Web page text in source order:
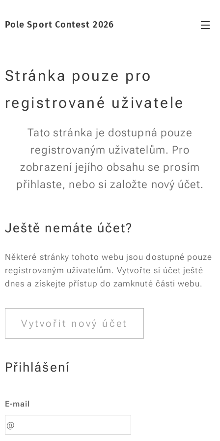
Pole Sport Contest 2026
Stránka pouze pro
registrované uživatele
Tato stránka je dostupná pouze
registrovaným uživatelům. Pro
zobrazení jejího obsahu se prosím
přihlaste, nebo si založte nový účet.
Ještě nemáte účet?
Některé stránky tohoto webu jsou dostupné pouze
registrovaným uživatelům. Vytvořte si účet ještě
dnes a získejte přístup do zamknuté části webu.
Vytvořit nový účet
Přihlášení
E-mail